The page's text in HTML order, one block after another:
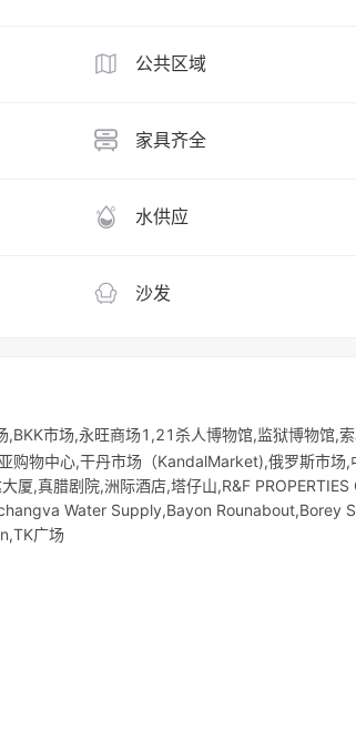
公共区域
家具齐全
水供应
沙发
,BKK市场,永旺商场1,21杀人博物馆,监狱博物馆,
购物中心,干丹市场（KandalMarket),俄罗斯市场
厦,真腊剧院,洲际酒店,塔仔山,R&F
Water Supply,Bayon Rounabout,Borey
广场